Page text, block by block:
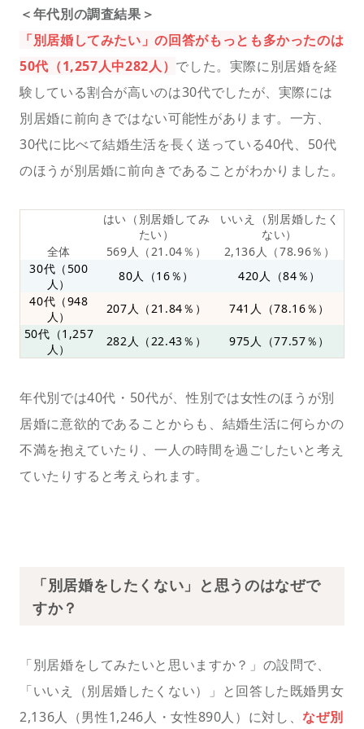
＜年代別の調査結果＞
「別居婚してみたい」の回答がもっとも多かったのは
50代（1,257人中282人） でした。実際に別居婚を経
験している割合が高いのは30代でしたが、実際には
別居婚に前向きではない可能性があります。一方、
30代に比べて結婚生活を長く送っている40代、50代
のほうが別居婚に前向きであることがわかりました。
はい（別居婚してみ
たい）
いいえ（別居婚したく
ない）
全体
569人（21.04％）
2,136人（78.96％）
30代（500
人）
80人（16％）
420人（84％）
40代（948
人）
207人（21.84％）
741人（78.16％）
50代（1,257
人）
282人（22.43％） 975人（77.57％）
年代別では40代・50代が、性別では女性のほうが別
居婚に意欲的であることからも、結婚生活に何らかの
不満を抱えていたり、一人の時間を過ごしたいと考え
ていたりすると考えられます。
「別居婚をしたくない」と思うのはなぜで
すか？
「別居婚をしてみたいと思いますか？」の設問で、
「いいえ（別居婚したくない）」と回答した既婚男女
2,136人（男性1,246人・女性890人）に対し、なぜ別